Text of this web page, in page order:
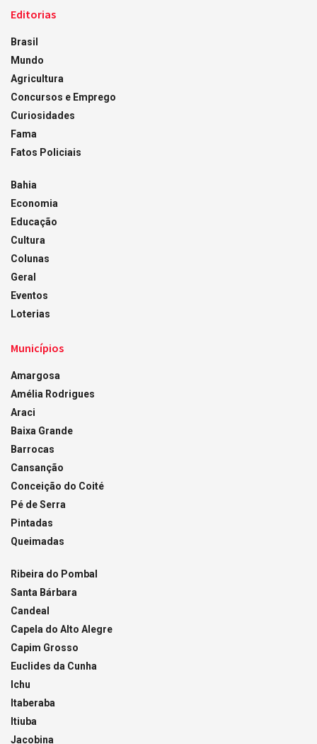
Editorias
Brasil
Mundo
Agricultura
Concursos e Emprego
Curiosidades
Fama
Fatos Policiais
Bahia
Economia
Educação
Cultura
Colunas
Geral
Eventos
Loterias
Municípios
Amargosa
Amélia Rodrigues
Araci
Baixa Grande
Barrocas
Cansanção
Conceição do Coité
Pé de Serra
Pintadas
Queimadas
Ribeira do Pombal
Santa Bárbara
Candeal
Capela do Alto Alegre
Capim Grosso
Euclides da Cunha
Ichu
Itaberaba
Itiuba
Jacobina